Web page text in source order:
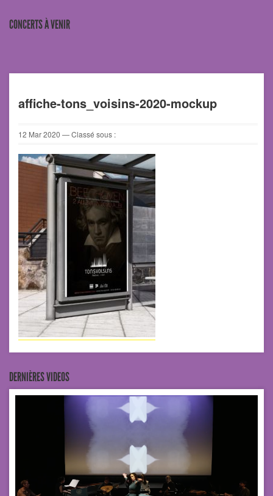
CONCERTS À VENIR
affiche-tons_voisins-2020-mockup
12 Mar2020 — Classé sous :
DERNIÈRES VIDEOS